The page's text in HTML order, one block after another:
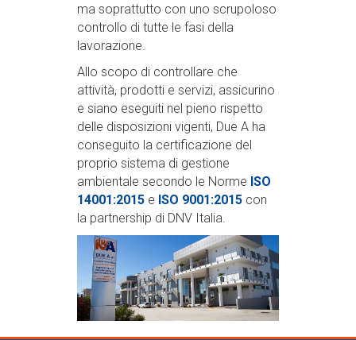
ma soprattutto con uno scrupoloso
controllo di tutte le fasi della
lavorazione.
Allo scopo di controllare che
attività, prodotti e servizi, assicurino
e siano eseguiti nel pieno rispetto
delle disposizioni vigenti, Due A ha
conseguito la certificazione del
proprio sistema di gestione
ambientale secondo le Norme ISO
14001:2015e ISO 9001:2015con
la partnership di DNV Italia.